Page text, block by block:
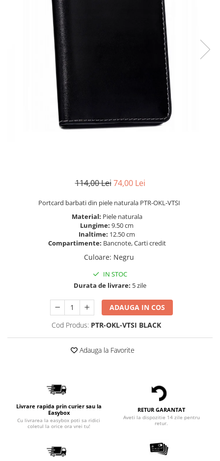
114,00 Lei 74,00 Lei
Portcard barbati din piele naturala PTR-OKL-VTSI
Material: Piele naturala
Lungime: 9.50 cm
Inaltime: 12.50 cm
Compartimente: Bancnote, Carti credit
Culoare: Negru
IN STOC
Durata de livrare: 5 zile
ADAUGA IN COS
Cod Produs: PTR-OKL-VTSI BLACK
Adauga la Favorite
Livrare rapida prin curier sau la
Easybox
Cu livrarea la easybox poti sa ridici
coletul la orice ora vrei tu!
RETUR GARANTAT
Aveti la dispozitie 14 zile pentru
retur.